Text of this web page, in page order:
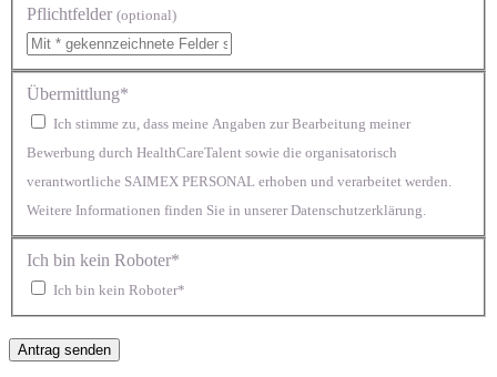
Pflichtfelder (optional)
Übermittlung*
Ich stimme zu, dass meine Angaben zur Bearbeitung meiner
Bewerbung durch HealthCareTalent sowie die organisatorisch
verantwortliche SAIMEX PERSONAL erhoben und verarbeitet werden.
Weitere Informationen finden Sie in unserer Datenschutzerklärung.
Ich bin kein Roboter*
Ich bin kein Roboter*